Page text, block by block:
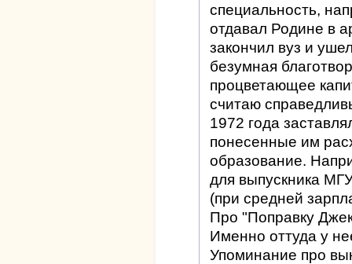
специальность,
отдавал Родине в
закончил вуз и
безумная
процветающее
считаю
1972 года
понесенные им
образование.
для выпускника
(при средней
Про "Поправку
Именно оттуда у
Упоминание про